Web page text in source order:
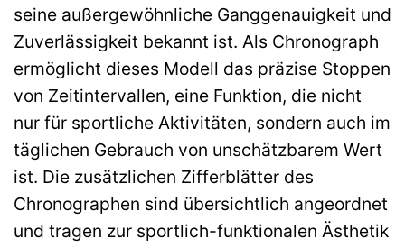
seine außergewöhnliche Ganggenauigkeit und
Zuverlässigkeit bekannt ist. Als Chronograph
ermöglicht dieses Modell das präzise Stoppen
von Zeitintervallen, eine Funktion, die nicht
nur für sportliche Aktivitäten, sondern auch im
täglichen Gebrauch von unschätzbarem Wert
ist. Die zusätzlichen Zifferblätter des
Chronographen sind übersichtlich angeordnet
und tragen zur sportlich-funktionalen Ästhetik